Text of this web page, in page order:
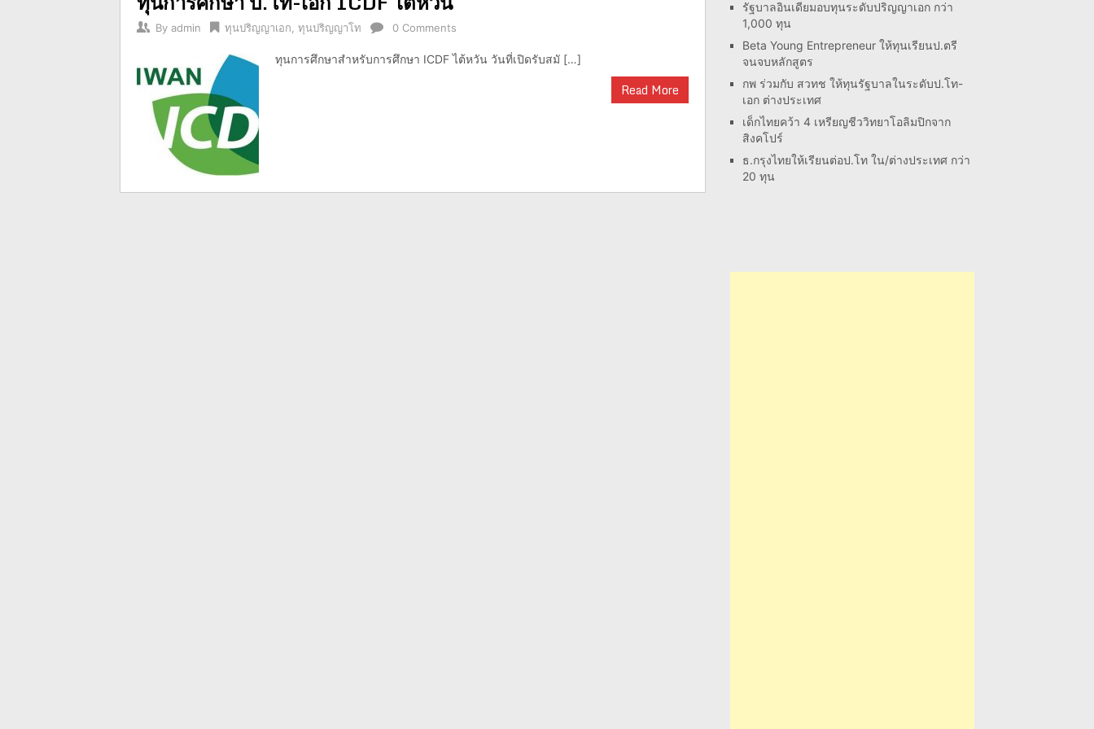
By admin ทุนปริญญาเอก ทุนปริญญาโท 0 Comments
ทุนการศึกษาสำหรับการศึกษา ICDF ไต้หวัน วันที่เปิดรับสมั […]
Read More
รัฐบาลอินเดียมอบทุนระดับปริญญาเอก กว่า
1,000 ทุน
Beta Young Entrepreneur ให้ทุนเรียนป.ตรี
จนจบหลักสูตร
กพ ร่วมกับ สวทช ให้ทุนรัฐบาลในระดับป.โท-
เอก ต่างประเทศ
เด็กไทยคว้า 4 เหรียญชีววิทยาโอลิมปิกจาก
สิงคโปร์
ธ.กรุงไทยให้เรียนต่อป.โท ใน/ต่างประเทศ กว่า
20 ทุน